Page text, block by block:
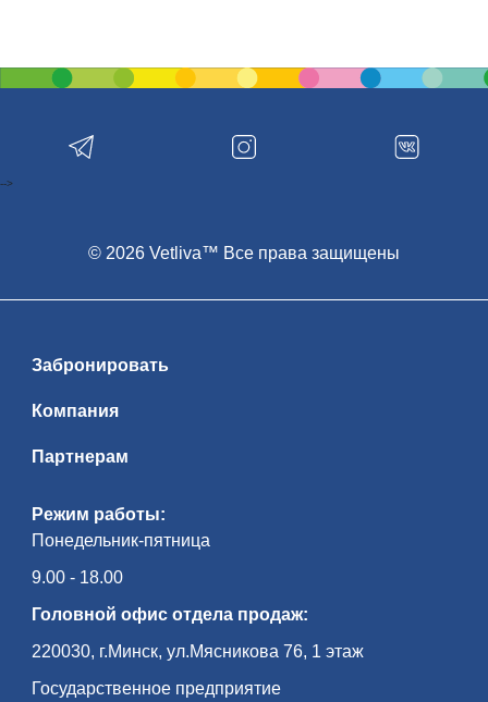
Режим работы:
Понедельник-пятница
9.00 - 18.00
Головной офис отдела продаж:
220030, г.Минск, ул.Мясникова 76, 1 этаж
Государственное предприятие
Забронировать
Компания
Партнерам
© 2026 Vetliva™ Все права защищены
-->